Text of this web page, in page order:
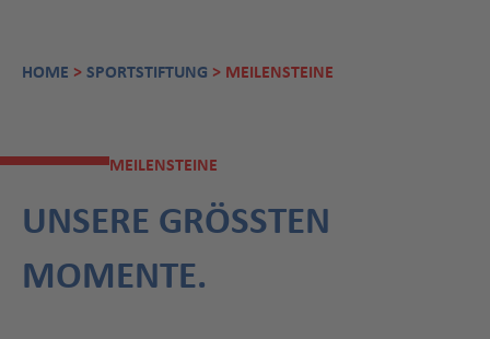
HOME > SPORTSTIFTUNG > MEILENSTEINE
MEILENSTEINE
UNSERE GRÖSSTEN
MOMENTE.